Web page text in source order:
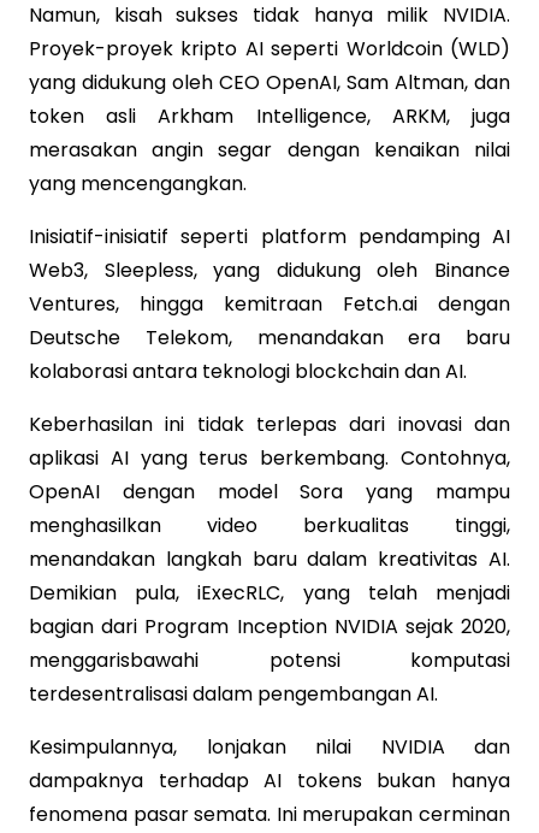
Namun, kisah sukses tidak hanya milik NVIDIA.
Proyek-proyek kripto AI seperti Worldcoin (WLD)
yang didukung oleh CEO OpenAI, Sam Altman, dan
token asli Arkham Intelligence, ARKM, juga
merasakan angin segar dengan kenaikan nilai
yang mencengangkan.
Inisiatif-inisiatif seperti platform pendamping AI
Web3, Sleepless, yang didukung oleh Binance
Ventures, hingga kemitraan Fetch.ai dengan
Deutsche Telekom, menandakan era baru
kolaborasi antara teknologi blockchain dan AI.
Keberhasilan ini tidak terlepas dari inovasi dan
aplikasi AI yang terus berkembang. Contohnya,
OpenAI dengan model Sora yang mampu
menghasilkan video berkualitas tinggi,
menandakan langkah baru dalam kreativitas AI.
Demikian pula, iExecRLC, yang telah menjadi
bagian dari Program Inception NVIDIA sejak 2020,
menggarisbawahi potensi komputasi
terdesentralisasi dalam pengembangan AI.
Kesimpulannya, lonjakan nilai NVIDIA dan
dampaknya terhadap AI tokens bukan hanya
fenomena pasar semata. Ini merupakan cerminan